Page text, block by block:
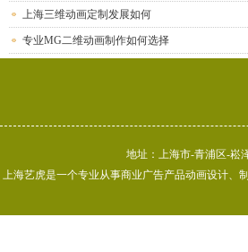
上海三维动画定制发展如何
专业MG二维动画制作如何选择
地址：上海市-青浦区-崧
上海艺虎是一个专业从事商业广告产品动画设计、